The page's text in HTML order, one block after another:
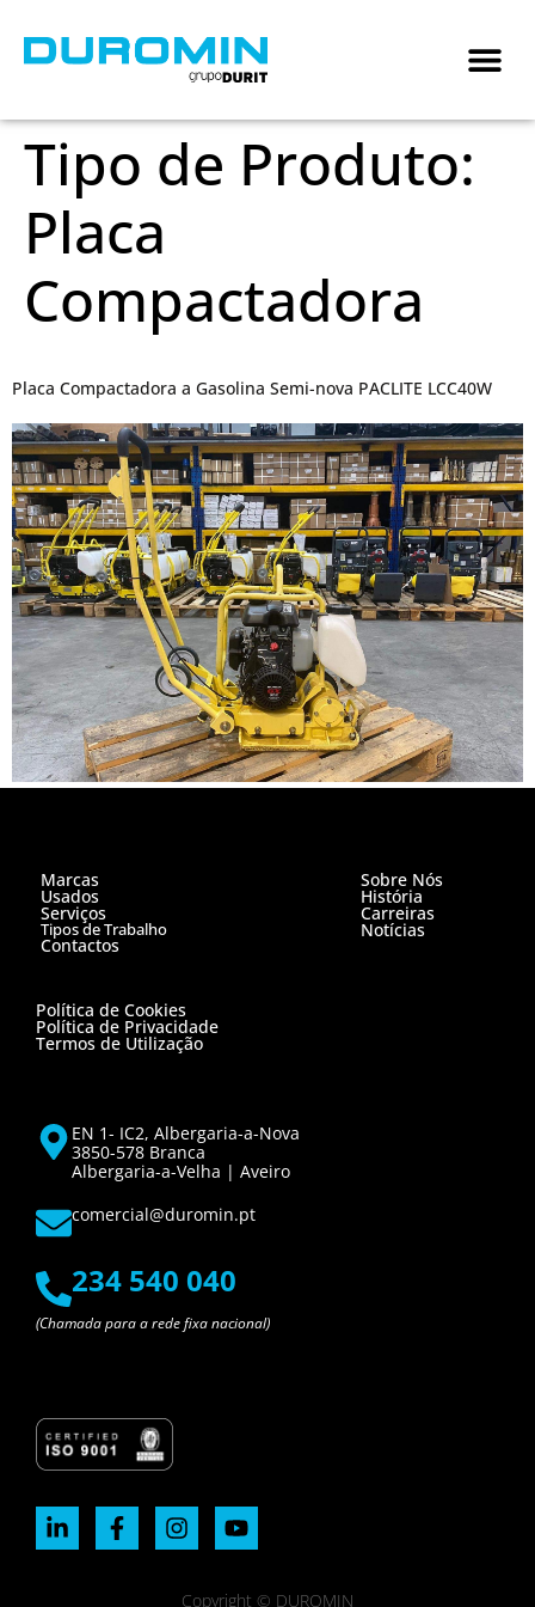
Tipo de Produto:
Placa
Compactadora
Placa Compactadora a Gasolina Semi-nova PACLITE LCC40W
Marcas
Usados
Serviços
Tipos de Trabalho
Contactos
Sobre Nós
História
Carreiras
Notícias
Política de Cookies
Política de Privacidade
Termos de Utilização
EN 1- IC2, Albergaria-a-Nova
3850-578 Branca
Albergaria-a-Velha | Aveiro
comercial@duromin.pt
234 540 040
(Chamada para a rede fixa nacional)
Copyright © DUROMIN